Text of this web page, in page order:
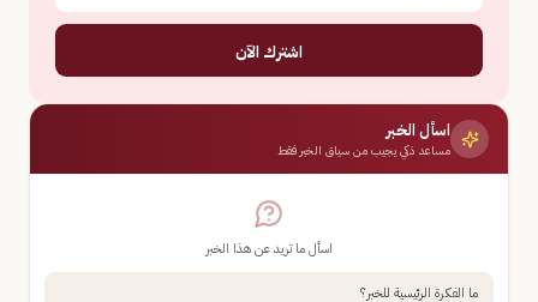
اشترك الآن
اسأل الخبر
مساعد ذكي يجيب من سياق الخبر فقط
اسأل ما تريد عن هذا الخبر
ما الفكرة الرئيسية للخبر؟